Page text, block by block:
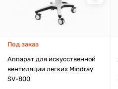
Под заказ
Аппарат для искусственной
вентиляции легких Mindray
SV-800